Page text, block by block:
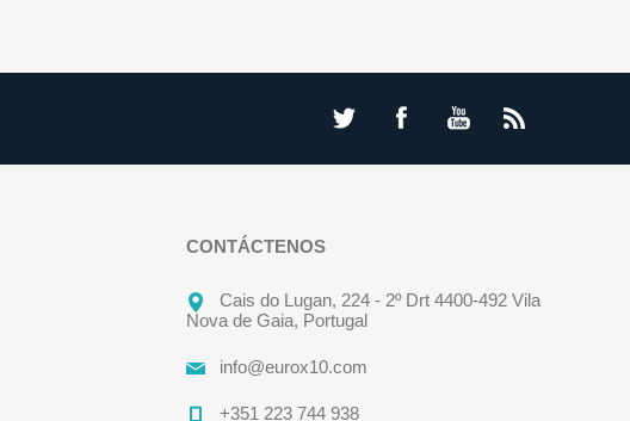
CONTÁCTENOS
Cais do Lugan, 224 - 2º Drt 4400-492 Vila
Nova de Gaia, Portugal
info@eurox10.com
+351 223 744 938